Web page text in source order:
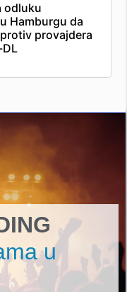
odluku
Hamburgu da
provajdera
u